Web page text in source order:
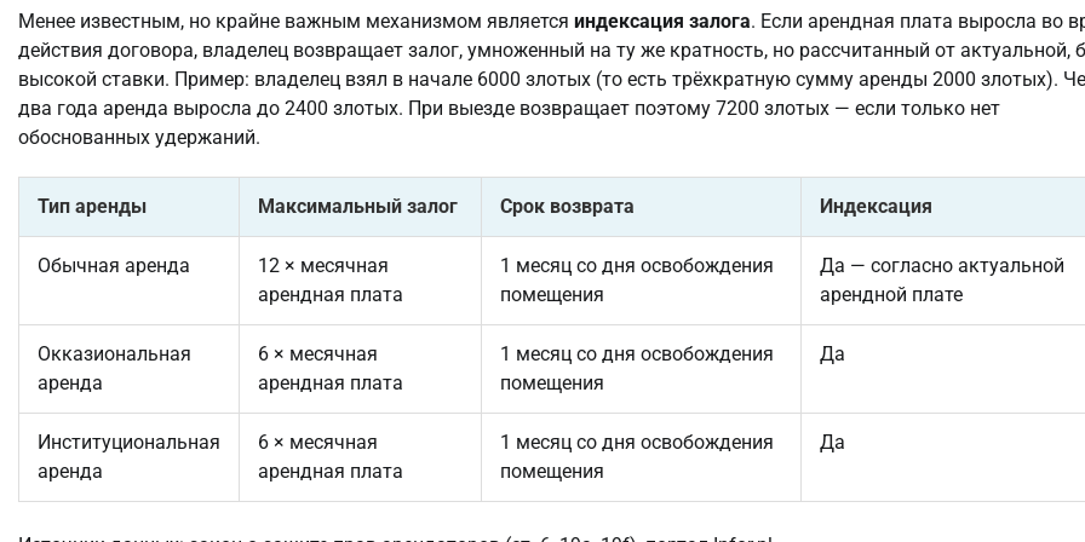
Менее известным, но крайне важным механизмом является индексация залога. Если арендная плата выросла во
действия договора, владелец возвращает залог, умноженный на ту же кратность, но рассчитанный от актуальной,
высокой ставки. Пример: владелец взял в начале 6000 злотых (то есть трёхкратную сумму аренды 2000 злотых).
два года аренда выросла до 2400 злотых. При выезде возвращает поэтому 7200 злотых — если только нет
обоснованных удержаний.
Тип аренды Максимальный залог Срок возврата Индексация
Обычная аренда
12 × месячная
арендная плата
1 месяц со дня освобождения
помещения
Да — согласно актуальной
арендной плате
Окказиональная
аренда
6 × месячная
арендная плата
1 месяц со дня освобождения
помещения
Да
Институциональная
аренда
6 × месячная
арендная плата
1 месяц со дня освобождения
помещения
Да